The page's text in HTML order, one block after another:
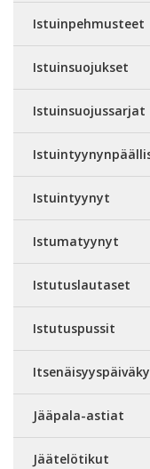
Istuinpehmusteet
Istuinsuojukset
Istuinsuojussarjat
Istuintyynyt
Istumatyynyt
Istutuslautaset
Istutuspussit
Jääpala-astiat
Jäätelötikut